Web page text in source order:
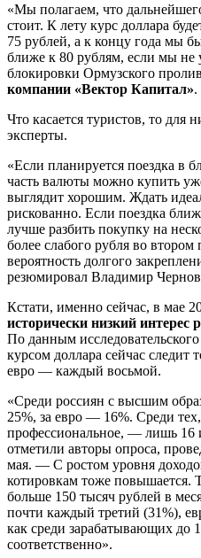
«Мы полагаем, что
стоит. К лету курс доллара
75 рублей, а к концу года мы
ближе к 80 рублям, если мы не
блокировки Ормузского
компании «Вектор Капитал».
Что касается туристов, то для
эксперты.
«Если планируется поездка в
часть валюты можно купить
выглядит хорошим. Ждать
рискованно. Если поездка
лучше разбить покупку на
более слабого рубля во
вероятность долгого
резюмировал Владимир
Кстати, именно сейчас, в мае
исторически низкий
По данным
курсом доллара сейчас следит
евро — каждый восьмой.
«Среди россиян с высшим
25%, за евро — 16%. Среди
профессиональное, — лишь 16
отметили авторы опроса,
мая. — С ростом уровня
котировкам тоже повышается.
больше 150 тысяч рублей в
почти каждый третий (31%),
как среди зарабатывающих до
соответственно».